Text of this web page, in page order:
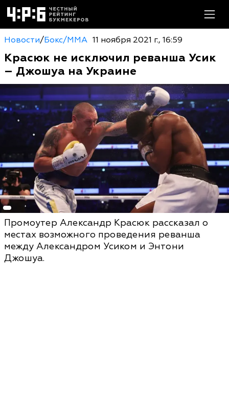
Новости/Бокс/MMA 11 ноября 2021 г., 16:59
Красюк не исключил реванша Усик
– Джошуа на Украине
Промоутер Александр Красюк рассказал о
местах возможного проведения реванша
между Александром Усиком и Энтони
Джошуа.